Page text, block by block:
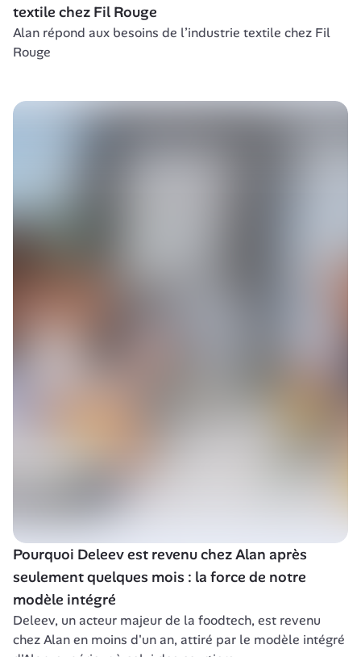
textile chez Fil Rouge
Alan répond aux besoins de l’industrie textile chez Fil
Rouge
Pourquoi Deleev est revenu chez Alan après
seulement quelques mois : la force de notre
modèle intégré
Deleev, un acteur majeur de la foodtech, est revenu
chez Alan en moins d'un an, attiré par le modèle intégré